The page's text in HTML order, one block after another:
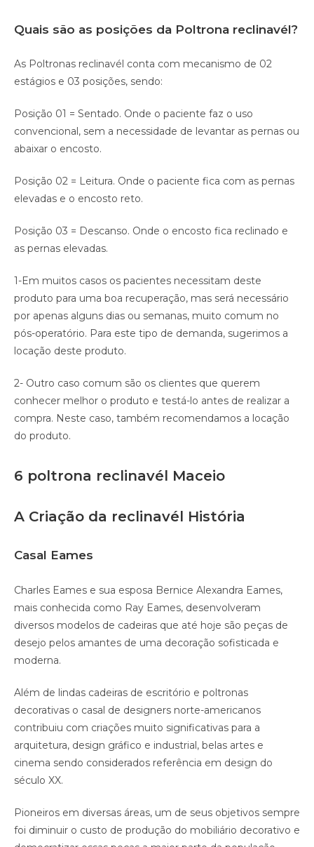
Quais são as posições da Poltrona reclinavél?
As Poltronas reclinavél conta com mecanismo de 02
estágios e 03 posições, sendo:
Posição 01 = Sentado. Onde o paciente faz o uso
convencional, sem a necessidade de levantar as pernas ou
abaixar o encosto.
Posição 02 = Leitura. Onde o paciente fica com as pernas
elevadas e o encosto reto.
Posição 03 = Descanso. Onde o encosto fica reclinado e
as pernas elevadas.
1-Em muitos casos os pacientes necessitam deste
produto para uma boa recuperação, mas será necessário
por apenas alguns dias ou semanas, muito comum no
pós-operatório. Para este tipo de demanda, sugerimos a
locação deste produto.
2- Outro caso comum são os clientes que querem
conhecer melhor o produto e testá-lo antes de realizar a
compra. Neste caso, também recomendamos a locação
do produto.
6 poltrona reclinavél Maceio
A Criação da reclinavél História
Casal Eames
Charles Eames e sua esposa Bernice Alexandra Eames,
mais conhecida como Ray Eames, desenvolveram
diversos modelos de cadeiras que até hoje são peças de
desejo pelos amantes de uma decoração sofisticada e
moderna.
Além de lindas cadeiras de escritório e poltronas
decorativas o casal de designers norte-americanos
contribuiu com criações muito significativas para a
arquitetura, design gráfico e industrial, belas artes e
cinema sendo considerados referência em design do
século XX.
Pioneiros em diversas áreas, um de seus objetivos sempre
foi diminuir o custo de produção do mobiliário decorativo e